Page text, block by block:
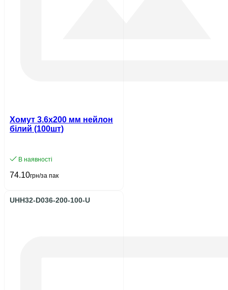
Хомут 3.6х200 мм нейлон
білий (100шт)
В наявності
74.10грн/за пак
UHH32-D036-200-100-U